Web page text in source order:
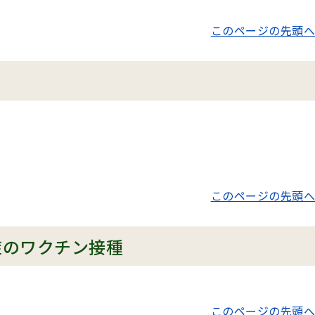
このページの先頭へ
このページの先頭へ
ワクチン接種
このページの先頭へ